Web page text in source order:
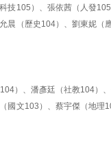
技105）、張依茜（人發
晨（歷史104）、劉東妮（
）、潘彥廷（社教104）
國文103）、蔡宇傑（地理